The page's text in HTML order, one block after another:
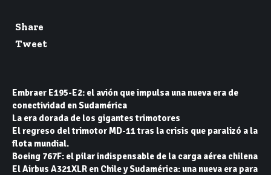
Share
Tweet
Embraer E195-E2: el avión que impulsa una nueva era de
conectividad en Sudamérica
La era dorada de los gigantes trimotores
El regreso del trimotor MD-11 tras la crisis que paralizó a la
flota mundial.
Boeing 767F: el pilar indispensable de la carga aérea chilena
El Airbus A321XLR en Chile y Sudamérica: una nueva era para